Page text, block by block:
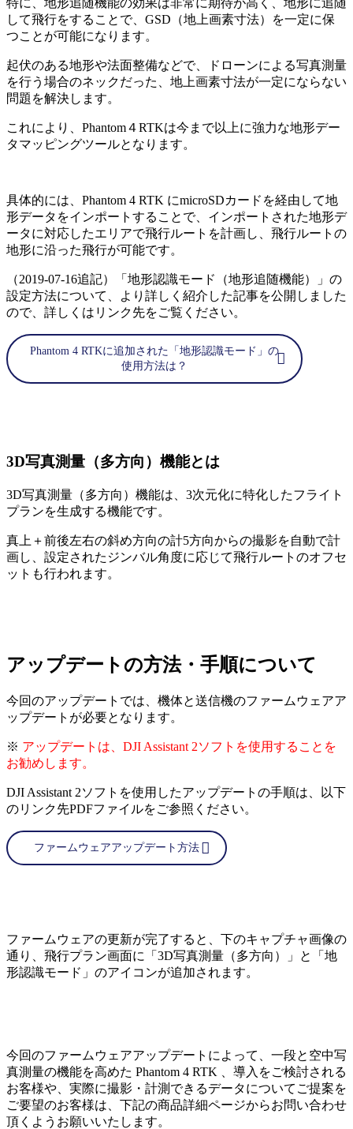
して飛行をすることで、GSD（地上画素寸法）を一定に保
つことが可能になります。
起伏のある地形や法面整備などで、ドローンによる写真測量
を行う場合のネックだった、地上画素寸法が一定にならない
問題を解決します。
これにより、Phantom４RTKは今まで以上に強力な地形デー
タマッピングツールとなります。
具体的には、Phantom 4 RTK にmicroSDカードを経由して地
形データをインポートすることで、インポートされた地形デ
ータに対応したエリアで飛行ルートを計画し、飛行ルートの
地形に沿った飛行が可能です。
（2019-07-16追記）「地形認識モード（地形追随機能）」の
設定方法について、より詳しく紹介した記事を公開しました
ので、詳しくはリンク先をご覧ください。
Phantom 4 RTKに追加された「地形認識モード」の
使用方法は？
3D写真測量（多方向）機能とは
3D写真測量（多方向）機能は、3次元化に特化したフライト
プランを生成する機能です。
真上＋前後左右の斜め方向の計5方向からの撮影を自動で計
画し、設定されたジンバル角度に応じて飛行ルートのオフセ
ットも行われます。
アップデートの方法・手順について
今回のアップデートでは、機体と送信機のファームウェアア
ップデートが必要となります。
※ アップデートは、DJI Assistant 2ソフトを使用することを
お勧めします。
DJI Assistant 2ソフトを使用したアップデートの手順は、以下
のリンク先PDFファイルをご参照ください。
ファームウェアアップデート方法
ファームウェアの更新が完了すると、下のキャプチャ画像の
通り、飛行プラン画面に「3D写真測量（多方向）」と「地
形認識モード」のアイコンが追加されます。
今回のファームウェアアップデートによって、一段と空中写
真測量の機能を高めた Phantom 4 RTK 、導入をご検討される
お客様や、実際に撮影・計測できるデータについてご提案を
ご要望のお客様は、下記の商品詳細ページからお問い合わせ
頂くようお願いいたします。